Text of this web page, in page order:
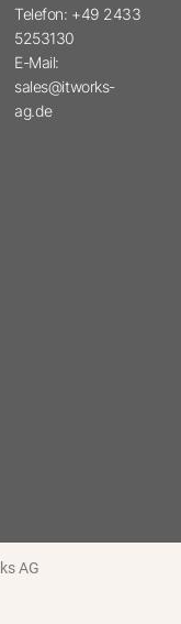
Telefon: +49 2433
5253130
E-Mail:
sales@itworks-
ag.de
AG